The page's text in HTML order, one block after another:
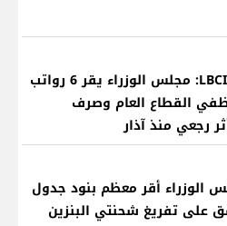
معلومات للـLBCI: مجلس الوزراء يقر 6 رواتب
القطاع العام وصرف
رجعي منذ آذار
الوزراء أقر معظم بنود جدول
على تفريغ شحنتي البنزين